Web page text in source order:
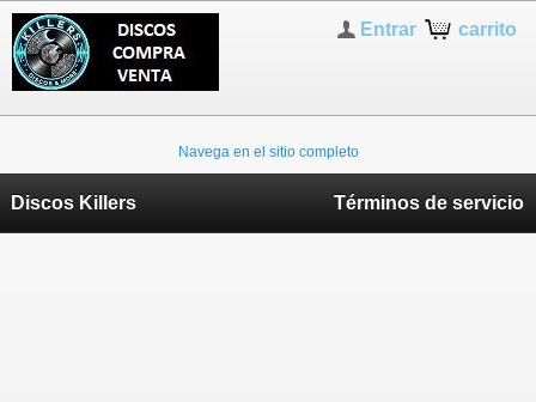
carrito
Entrar
Navega en el sitio completo
Discos Killers Términos de servicio